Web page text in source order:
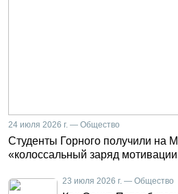
24 июля 2026 г. — Общество
Студенты Горного получили на
«колоссальный заряд
23 июля 2026 г. — Общество